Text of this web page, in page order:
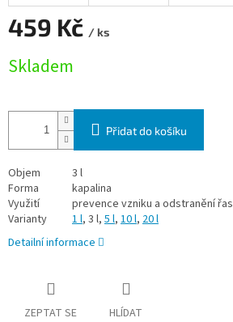
459 Kč / ks
Skladem
Přidat do košíku
Objem
3 l
Forma
kapalina
Využití
prevence vzniku a odstranění řas
Varianty
1 l, 3 l, 5 l, 10 l, 20 l
Detailní informace
ZEPTAT SE HLÍDAT